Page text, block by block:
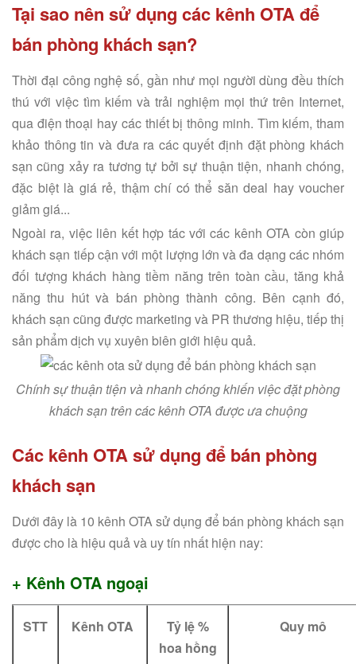
Tại sao nên sử dụng các kênh OTA để
bán phòng khách sạn?
Thời đại công nghệ số, gần như mọi người dùng đều thích
thú với việc tìm kiếm và trải nghiệm mọi thứ trên Internet,
qua điện thoại hay các thiết bị thông minh. Tìm kiếm, tham
khảo thông tin và đưa ra các quyết định đặt phòng khách
sạn cũng xảy ra tương tự bởi sự thuận tiện, nhanh chóng,
đặc biệt là giá rẻ, thậm chí có thể săn deal hay voucher
giảm giá...
Ngoài ra, việc liên kết hợp tác với các kênh OTA còn giúp
khách sạn tiếp cận với một lượng lớn và đa dạng các nhóm
đối tượng khách hàng tiềm năng trên toàn cầu, tăng khả
năng thu hút và bán phòng thành công. Bên cạnh đó,
khách sạn cũng được marketing và PR thương hiệu, tiếp thị
sản phẩm dịch vụ xuyên biên giới hiệu quả.
Chính sự thuận tiện và nhanh chóng khiến việc đặt phòng
khách sạn trên các kênh OTA được ưa chuộng
Các kênh OTA sử dụng để bán phòng
khách sạn
Dưới đây là 10 kênh OTA sử dụng để bán phòng khách sạn
được cho là hiệu quả và uy tín nhất hiện nay:
+ Kênh OTA ngoại
STT Kênh OTA
Tỷ lệ %
hoa hồng
Quy mô